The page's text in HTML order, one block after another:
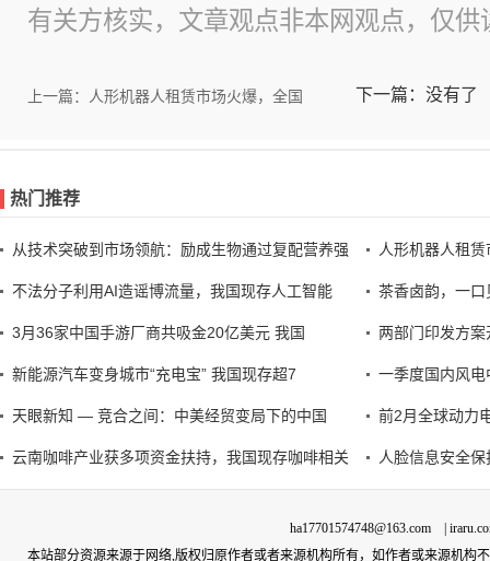
有关方核实，文章观点非本网观点，仅供
上一篇：人形机器人租赁市场火爆，全国 下一篇：没有了
热门推荐
从技术突破到市场领航：励成生物通过复配营养强 人形机器人租
不法分子利用AI造谣博流量，我国现存人工智能 茶香卤韵，一
3月36家中国手游厂商共吸金20亿美元 我国 两部门印发方
新能源汽车变身城市“充电宝” 我国现存超7 一季度国内风
天眼新知 — 竞合之间：中美经贸变局下的中国 前2月全球动力
云南咖啡产业获多项资金扶持，我国现存咖啡相关 人脸信息安全
ha17701574748@163.com |
本站部分资源来源于网络,版权归原作者或者来源机构所有，如作者或来源机